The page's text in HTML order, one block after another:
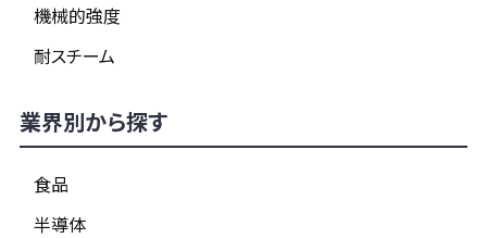
機械的強度
耐スチーム
業界別から探す
食品
半導体